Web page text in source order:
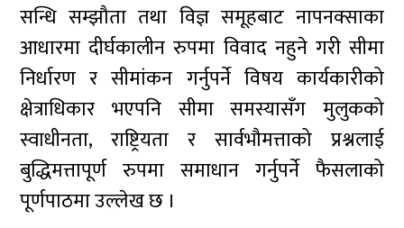
सन्धि सम्झौता तथा विज्ञ समूहबाट नापनक्साका
आधारमा दीर्घकालीन रुपमा विवाद नहुने गरी सीमा
निर्धारण र सीमांकन गर्नुपर्ने विषय कार्यकारीको
क्षेत्राधिकार भएपनि सीमा समस्यासँग मुलुकको
स्वाधीनता, राष्ट्रियता र सार्वभौमत्ताको प्रश्नलाई
बुद्धिमत्तापूर्ण रुपमा समाधान गर्नुपर्ने फैसलाको
पूर्णपाठमा उल्लेख छ ।